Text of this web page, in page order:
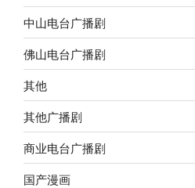
中山电台广播剧
佛山电台广播剧
其他
其他广播剧
商业电台广播剧
国产漫画